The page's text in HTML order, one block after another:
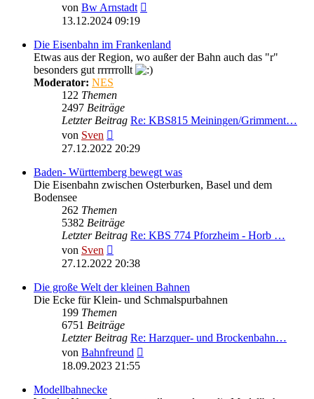
von Bw Arnstadt
13.12.2024 09:19
Die Eisenbahn im Frankenland
Etwas aus der Region, wo außer der Bahn auch das "r"
besonders gut rrrrrrollt
Moderator: NES
122 Themen
2497 Beiträge
Letzter Beitrag Re: KBS815 Meiningen/Grimment…
von Sven
Beitrag
27.12.2022 20:29
Baden- Württemberg bewegt was
Die Eisenbahn zwischen Osterburken, Basel und dem
Bodensee
262 Themen
5382 Beiträge
Letzter Beitrag Re: KBS 774 Pforzheim - Horb …
von Sven
Beitrag
27.12.2022 20:38
Die große Welt der kleinen Bahnen
Die Ecke für Klein- und Schmalspurbahnen
199 Themen
6751 Beiträge
Letzter Beitrag Re: Harzquer- und Brockenbahn…
von Bahnfreund
18.09.2023 21:55
Modellbahnecke